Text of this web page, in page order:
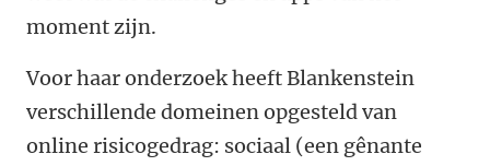
moment zijn.
Voor haar onderzoek heeft Blankenstein
verschillende domeinen opgesteld van
online risicogedrag: sociaal (een gênante